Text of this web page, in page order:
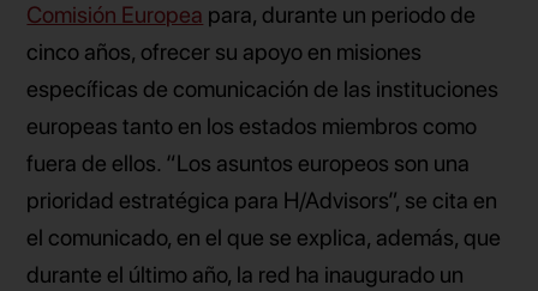
Comisión Europea para, durante un periodo de
cinco años, ofrecer su apoyo en misiones
específicas de comunicación de las instituciones
europeas tanto en los estados miembros como
fuera de ellos. “Los asuntos europeos son una
prioridad estratégica para H/Advisors”, se cita en
el comunicado, en el que se explica, además, que
durante el último año, la red ha inaugurado un